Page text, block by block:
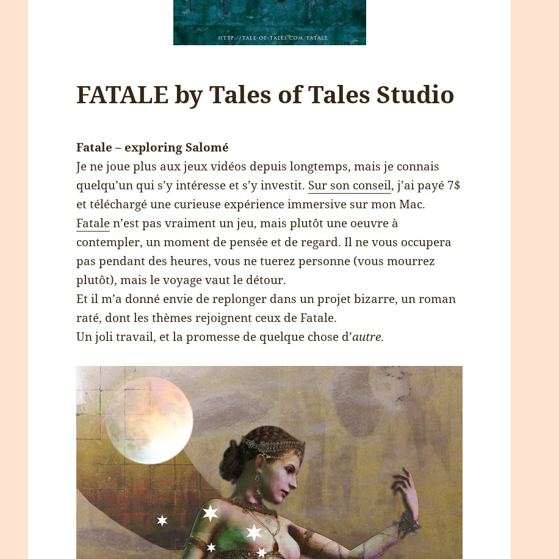
FATALE by Tales of Tales Studio
Fatale – exploring Salomé
Je ne joue plus aux jeux vidéos depuis longtemps, mais je connais
quelqu’un qui s’y intéresse et s’y investit. Sur son conseil, j’ai payé 7$
et téléchargé une curieuse expérience immersive sur mon Mac.
Fatalen’est pas vraiment un jeu, mais plutôt une oeuvre à
contempler, un moment de pensée et de regard. Il ne vous occupera
pas pendant des heures, vous ne tuerez personne (vous mourrez
plutôt), mais le voyage vaut le détour.
Et il m’a donné envie de replonger dans un projet bizarre, un roman
raté, dont les thèmes rejoignent ceux de Fatale.
Un joli travail, et la promesse de quelque chose d’autre.